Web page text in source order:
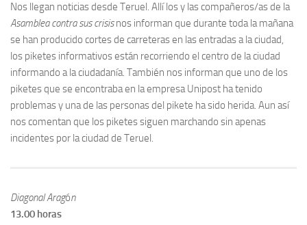
Nos llegan noticias desde Teruel. Allí los y las compañeros/as de la
Asamblea contra sus crisisnos informan que durante toda la mañana
se han producido cortes de carreteras en las entradas a la ciudad,
los piketes informativos están recorriendo el centro de la ciudad
informando a la ciudadanía. También nos informan que uno de los
piketes que se encontraba en la empresa Unipost ha tenido
problemas y una de las personas del pikete ha sido herida. Aun así
nos comentan que los piketes siguen marchando sin apenas
incidentes por la ciudad de Teruel.
Diagonal Aragón
13.00 horas